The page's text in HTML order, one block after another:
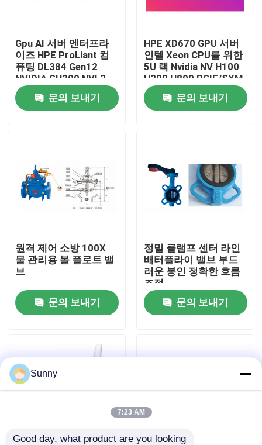
집
비디오
공장 투어
품질 관리
인용 을 요청 하십시오
국경을 넘나드는 공급
Gpu AI 서버 엔터프라
이즈 HPE ProLiant 컴
퓨팅 DL384 Gen12
NVIDIA GH200 NVL2
무료 컴퓨팅 개인 클라
우드 랙 마운트
문의 보내기
HPE XD670 GPU 서버
인텔 Xeon CPU를 위한
5U 랙 Nvidia NV H100
H200 H800 PCIE/SXM
Nvlink AI 슈퍼 컴퓨팅
케이스 문의 보내기
원격 제어 소방 100X
물 관리용 볼 플로트 밸
브
문의 보내기
정밀 클램프 센터 라인
배터플라이 밸브 부드
러운 봉인 정확한 흐름
조절
문의 보내기
Sunny
7:23 AM
Good day, what product are you looking